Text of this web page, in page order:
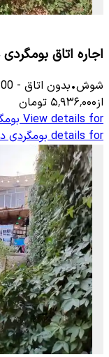
اجاره اتاق بومگردی
شوش•بدون اتاق -
از۵٬۹۳۶٬۰۰۰ تومان
View details for
details for بومگردی